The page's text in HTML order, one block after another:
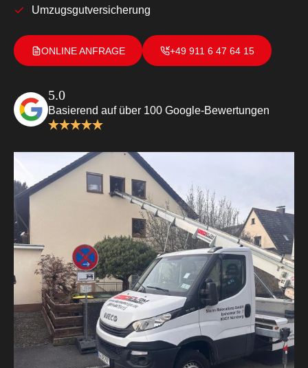
Umzugsgutversicherung
ONLINE ANFRAGE +49 911 6 47 64 15
5.0
Basierend auf über 100 Google-Bewertungen